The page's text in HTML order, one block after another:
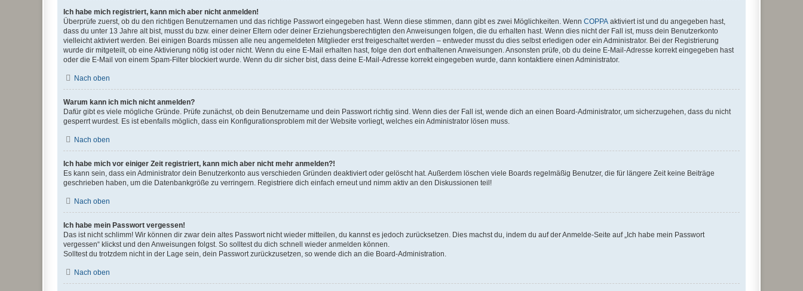
Ich habe mich registriert, kann mich aber nicht anmelden!
Überprüfe zuerst, ob du den richtigen Benutzernamen und das richtige Passwort eingegeben hast. Wenn diese stimmen, dann gibt es zwei Möglichkeiten. Wenn COPPA aktiviert ist und du angegeben hast,
dass du unter 13 Jahre alt bist, musst du bzw. einer deiner Eltern oder deiner Erziehungsberechtigten den Anweisungen folgen, die du erhalten hast. Wenn dies nicht der Fall ist, muss dein Benutzerkonto
vielleicht aktiviert werden. Bei einigen Boards müssen alle neu angemeldeten Mitglieder erst freigeschaltet werden – entweder musst du dies selbst erledigen oder ein Administrator. Bei der Registrierung
wurde dir mitgeteilt, ob eine Aktivierung nötig ist oder nicht. Wenn du eine E-Mail erhalten hast, folge den dort enthaltenen Anweisungen. Ansonsten prüfe, ob du deine E-Mail-Adresse korrekt eingegeben hast
oder die E-Mail von einem Spam-Filter blockiert wurde. Wenn du dir sicher bist, dass deine E-Mail-Adresse korrekt eingegeben wurde, dann kontaktiere einen Administrator.
Nach oben
Warum kann ich mich nicht anmelden?
Dafür gibt es viele mögliche Gründe. Prüfe zunächst, ob dein Benutzername und dein Passwort richtig sind. Wenn dies der Fall ist, wende dich an einen Board-Administrator, um sicherzugehen, dass du nicht
gesperrt wurdest. Es ist ebenfalls möglich, dass ein Konfigurationsproblem mit der Website vorliegt, welches ein Administrator lösen muss.
Nach oben
Ich habe mich vor einiger Zeit registriert, kann mich aber nicht mehr anmelden?!
Es kann sein, dass ein Administrator dein Benutzerkonto aus verschieden Gründen deaktiviert oder gelöscht hat. Außerdem löschen viele Boards regelmäßig Benutzer, die für längere Zeit keine Beiträge
geschrieben haben, um die Datenbankgröße zu verringern. Registriere dich einfach erneut und nimm aktiv an den Diskussionen teil!
Nach oben
Ich habe mein Passwort vergessen!
Das ist nicht schlimm! Wir können dir zwar dein altes Passwort nicht wieder mitteilen, du kannst es jedoch zurücksetzen. Dies machst du, indem du auf der Anmelde-Seite auf „Ich habe mein Passwort
vergessen“ klickst und den Anweisungen folgst. So solltest du dich schnell wieder anmelden können.
Solltest du trotzdem nicht in der Lage sein, dein Passwort zurückzusetzen, so wende dich an die Board-Administration.
Nach oben